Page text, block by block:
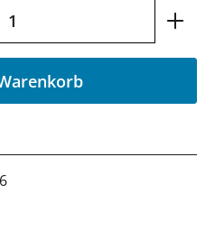
den gewünschten